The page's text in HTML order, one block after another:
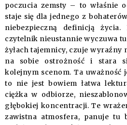
poczucia zemsty – to właśnie
staje się dla jednego z
niebezpieczną definicją
czytelnik nieustannie wyczuwa
żyłach tajemnicy, czuje wyraźny
na sobie ostrożność i stara
kolejnym scenom. Ta uważność
to nie jest bowiem łatwa
ciężka w odbiorze,
głębokiej koncentracji. Te
zawistna atmosfera, panuje tu